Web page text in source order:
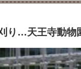
り…天王寺動